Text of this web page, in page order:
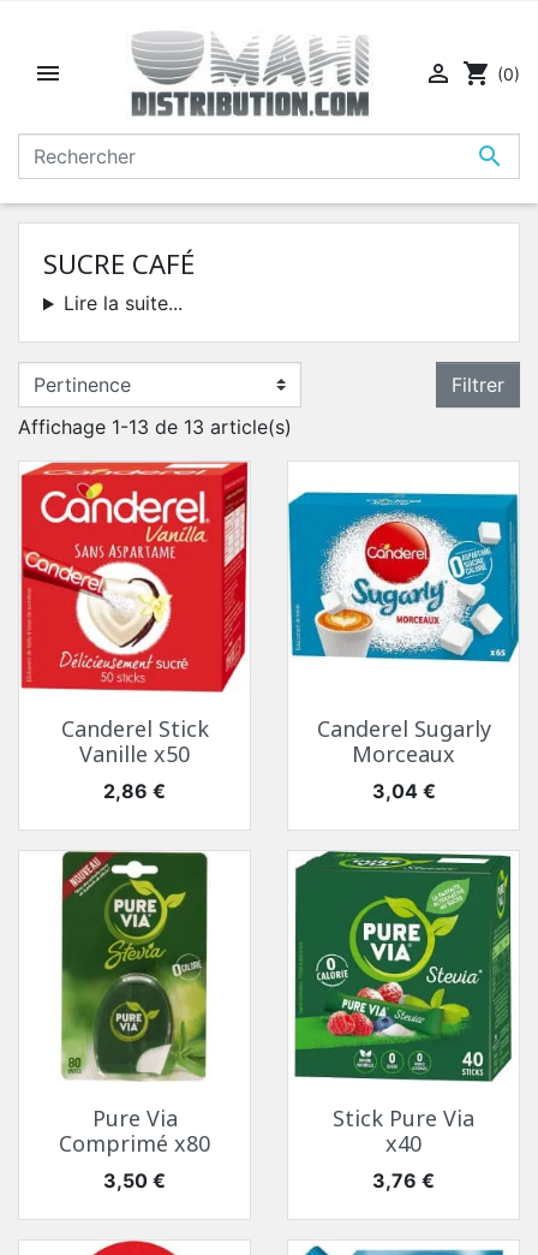


 shopping_cart (0)
SUCRE CAFÉ
Lire la suite...
Filtrer
Affichage 1-13 de 13 article(s)
Canderel Stick
Vanille x50
Prix
2,86 €
Canderel Sugarly
Morceaux
Prix
3,04 €
Pure Via
Comprimé x80
Prix
3,50 €
Stick Pure Via
x40
Prix
3,76 €